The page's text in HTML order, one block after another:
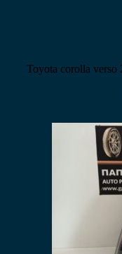
Toyota corolla verso